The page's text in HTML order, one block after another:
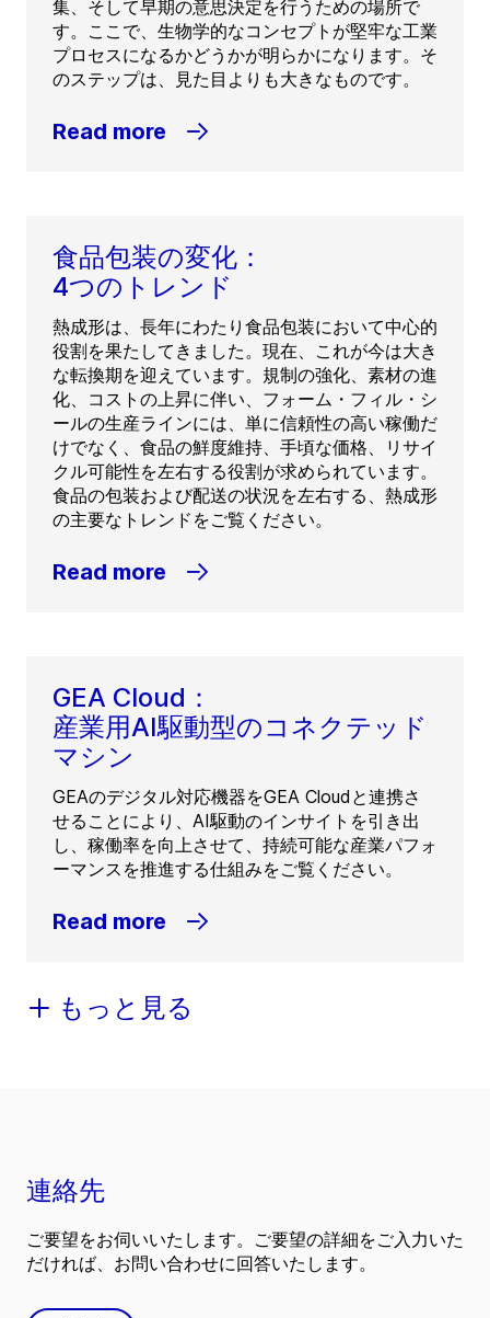
集、そして早期の意思決定を行うための場所で
す。ここで、生物学的なコンセプトが堅牢な工業
プロセスになるかどうかが明らかになります。そ
のステップは、見た目よりも大きなものです。
Read more
食品包装の変化：
4つのトレンド
熱成形は、長年にわたり食品包装において中心的
役割を果たしてきました。現在、これが今は大き
な転換期を迎えています。規制の強化、素材の進
化、コストの上昇に伴い、フォーム・フィル・シ
ールの生産ラインには、単に信頼性の高い稼働だ
けでなく、食品の鮮度維持、手頃な価格、リサイ
クル可能性を左右する役割が求められています。
食品の包装および配送の状況を左右する、熱成形
の主要なトレンドをご覧ください。
Read more
GEA Cloud：
産業用AI駆動型のコネクテッド
マシン
GEAのデジタル対応機器をGEA Cloudと連携さ
せることにより、AI駆動のインサイトを引き出
し、稼働率を向上させて、持続可能な産業パフォ
ーマンスを推進する仕組みをご覧ください。
Read more
もっと見る
連絡先
ご要望をお伺いいたします。ご要望の詳細をご入力いた
だければ、お問い合わせに回答いたします。